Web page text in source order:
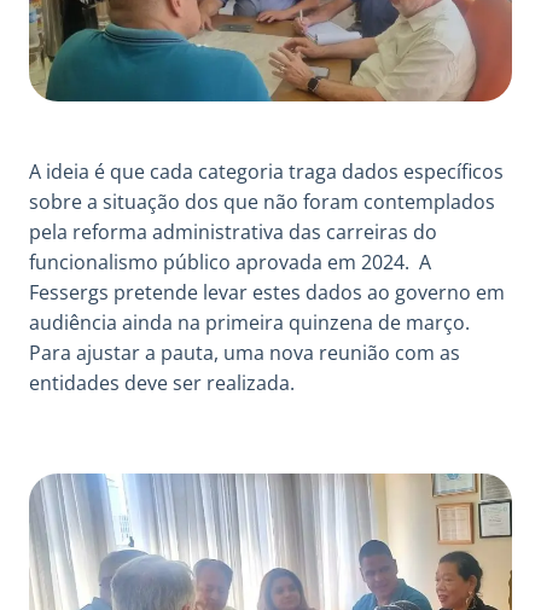
A ideia é que cada categoria traga dados específicos
sobre a situação dos que não foram contemplados
pela reforma administrativa das carreiras do
funcionalismo público aprovada em 2024. A
Fessergs pretende levar estes dados ao governo em
audiência ainda na primeira quinzena de março.
Para ajustar a pauta, uma nova reunião com as
entidades deve ser realizada.